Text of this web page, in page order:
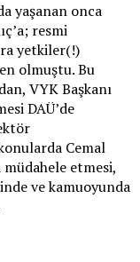
yaşanan onca
resmi
yetkiler(!)
olmuştu. Bu
VYK Başkanı
DAÜ’de
Cemal
müdahele etmesi,
ve kamuoyunda